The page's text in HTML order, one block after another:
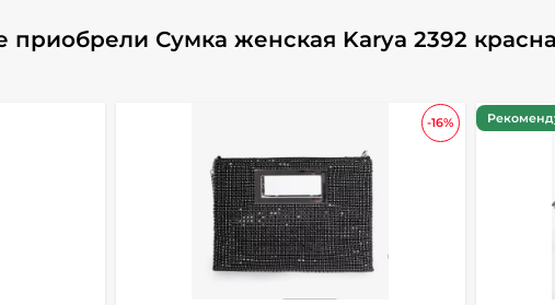
приобрели Сумка женская Karya 2392
-16%